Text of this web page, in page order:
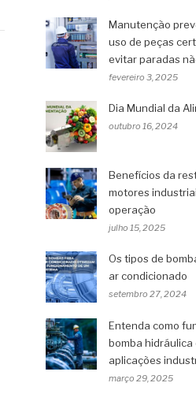
Manutenção
uso de peças
evitar paradas
fevereiro 3, 2025
Dia Mundial da
outubro 16, 2024
Benefícios da
motores
operação
julho 15, 2025
Os tipos de
ar condicionado
setembro 27, 2024
Entenda como
bomba hidráulica
aplicações
março 29, 2025